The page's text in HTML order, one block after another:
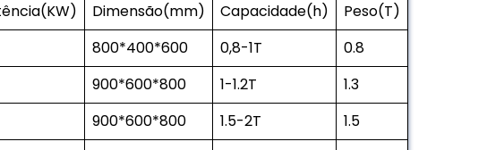
Dimensão(mm) Capacidade(h)
Peso(T)
800*400*600 0,8-1T
0.8
900*600*800 1-1.2T
1.3
900*600*800 1.5-2T
1.5